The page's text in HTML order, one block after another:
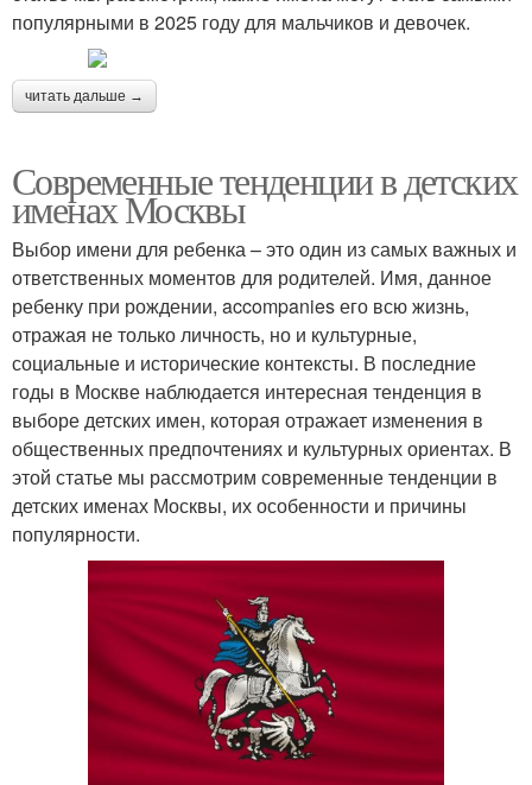
популярными в 2025 году для мальчиков и девочек.
читать дальше →
Современные тенденции в детских
именах Москвы
Выбор имени для ребенка – это один из самых важных и
ответственных моментов для родителей. Имя, данное
ребенку при рождении, accompanies его всю жизнь,
отражая не только личность, но и культурные,
социальные и исторические контексты. В последние
годы в Москве наблюдается интересная тенденция в
выборе детских имен, которая отражает изменения в
общественных предпочтениях и культурных ориентах. В
этой статье мы рассмотрим современные тенденции в
детских именах Москвы, их особенности и причины
популярности.